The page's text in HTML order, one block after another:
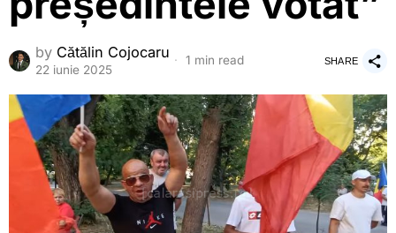
by Cătălin Cojocaru
22 iunie 2025
1 min read SHARE